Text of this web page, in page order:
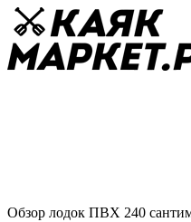
Обзор лодок ПВХ 240